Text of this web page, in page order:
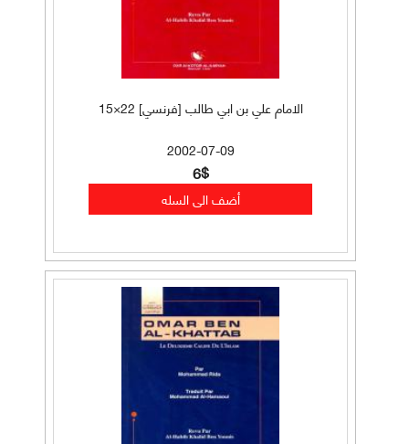
الامام علي بن ابي طالب [فرنسي] 22×15
2002-07-09
6$